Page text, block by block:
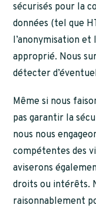
sécurisés pour la
données (tel que
l’anonymisation et
approprié. Nous
détecter
Même si nous
pas garantir la
nous nous
compétentes des
aviserons
droits ou intérêts.
raisonnablement